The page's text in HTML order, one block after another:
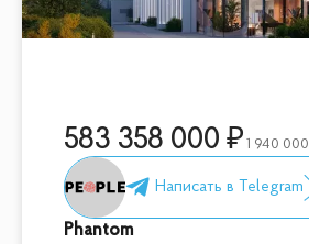
583 358 000 1 940 000
Phantom